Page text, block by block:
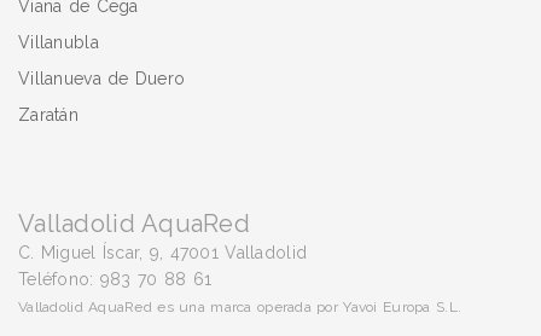
Viana de Cega
Villanubla
Villanueva de Duero
Zaratán
Valladolid AquaRed
C. Miguel Íscar, 9, 47001 Valladolid
Teléfono: 983 70 88 61
Valladolid AquaRed es una marca operada por Yavoi Europa S.L.